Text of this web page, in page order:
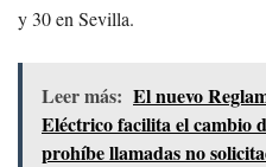
y 30 en Sevilla.
Leer más: El nuevo
Eléctrico facilita el cambio
prohíbe llamadas no